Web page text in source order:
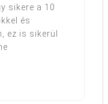
sikere a 10
és
ez is sikerül